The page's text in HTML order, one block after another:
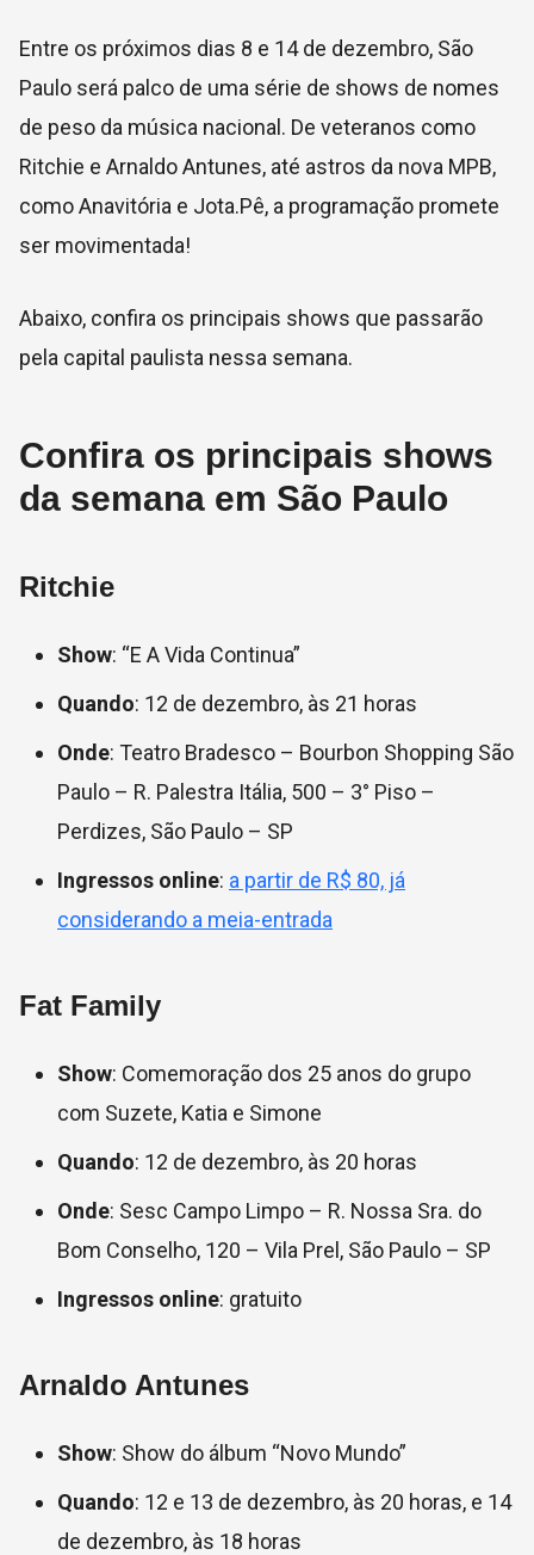
Entre os próximos dias 8 e 14 de dezembro, São
Paulo será palco de uma série de shows de nomes
de peso da música nacional. De veteranos como
Ritchie e Arnaldo Antunes, até astros da nova MPB,
como Anavitória e Jota.Pê, a programação promete
ser movimentada!
Abaixo, confira os principais shows que passarão
pela capital paulista nessa semana.
Confira os principais shows
da semana em São Paulo
Ritchie
Show: “E A Vida Continua”
Quando: 12 de dezembro, às 21 horas
Onde: Teatro Bradesco – Bourbon Shopping São
Paulo – R. Palestra Itália, 500 – 3° Piso –
Perdizes, São Paulo – SP
Ingressos online: a partir de R$ 80, já
considerando a meia-entrada
Fat Family
Show: Comemoração dos 25 anos do grupo
com Suzete, Katia e Simone
Quando: 12 de dezembro, às 20 horas
Onde: Sesc Campo Limpo – R. Nossa Sra. do
Bom Conselho, 120 – Vila Prel, São Paulo – SP
Ingressos online: gratuito
Arnaldo Antunes
Show: Show do álbum “Novo Mundo”
Quando: 12 e 13 de dezembro, às 20 horas, e 14
de dezembro, às 18 horas